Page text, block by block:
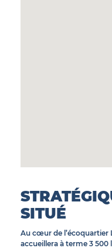
SITUÉ
Au cœur de l’écoquartier
accueillera à terme 3